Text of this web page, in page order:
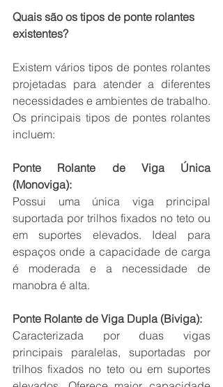
Quais são os tipos de ponte rolantes
existentes?
Existem vários tipos de pontes rolantes
projetadas para atender a diferentes
necessidades e ambientes de trabalho.
Os principais tipos de pontes rolantes
incluem:
Ponte Rolante de Viga Única
(Monoviga):
Possui uma única viga principal
suportada por trilhos fixados no teto ou
em suportes elevados. Ideal para
espaços onde a capacidade de carga
é moderada e a necessidade de
manobra é alta.
Ponte Rolante de Viga Dupla (Biviga):
Caracterizada por duas vigas
principais paralelas, suportadas por
trilhos fixados no teto ou em suportes